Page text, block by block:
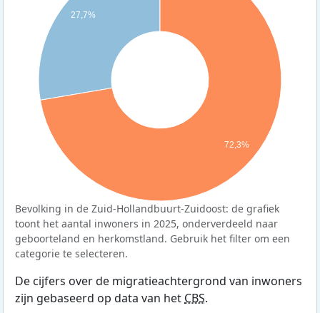
27,7%
72,3%
Bevolking in de Zuid-Hollandbuurt-Zuidoost: de grafiek
toont het aantal inwoners in 2025, onderverdeeld naar
geboorteland en herkomstland. Gebruik het filter om een
categorie te selecteren.
De cijfers over de migratieachtergrond van inwoners
zijn gebaseerd op data van het CBS.